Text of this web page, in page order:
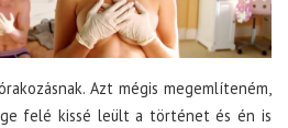
Azt mégis megemlíteném,
felé kissé leült a történet és én is